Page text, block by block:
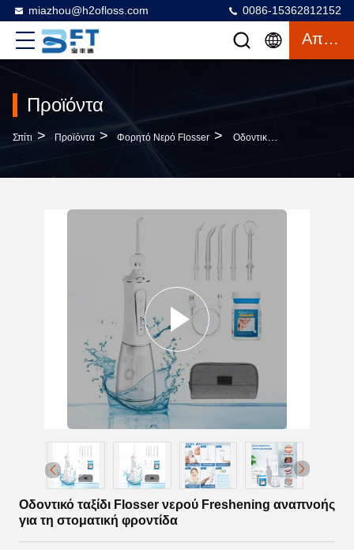
miazhou@h2ofloss.com 0086-15362812152
Απόσπασμα
Προϊόντα
Σπίτι > Προϊόντα > Φορητό Νερό Flosser > Οδοντικό Ταξίδι Flosser Νερού Freshening Αναπνοής Για Τη Στοματική Φροντίδα
Οδοντικό ταξίδι Flosser νερού Freshening αναπνοής
για τη στοματική φροντίδα